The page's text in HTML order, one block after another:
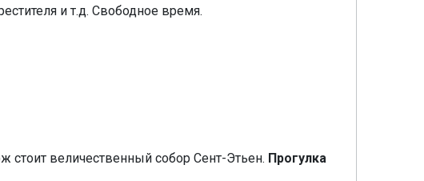
и т.д. Свободное время.
стоит величественный собор Сент-Этьен. Прогулка